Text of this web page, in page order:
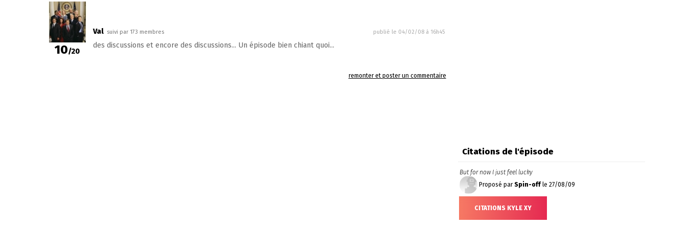
10/20
Val suivi par 173 membres publié le 04/02/08 à 16h45
des discussions et encore des discussions... Un épisode bien chiant quoi...
remonter et poster un commentaire
Citations de l'épisode
But for now I just feel lucky
Proposé parSpin-offle 27/08/09
CITATIONS KYLE XY